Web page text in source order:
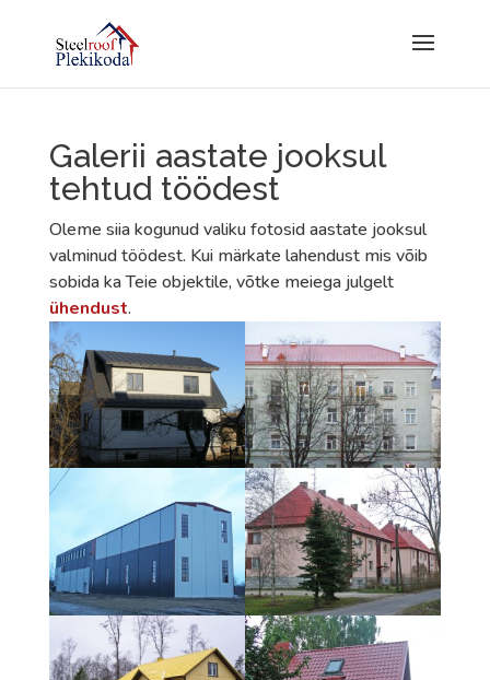
Galerii aastate jooksul
tehtud töödest
Oleme siia kogunud valiku fotosid aastate jooksul
valminud töödest. Kui märkate lahendust mis võib
sobida ka Teie objektile, võtke meiega julgelt
ühendust.